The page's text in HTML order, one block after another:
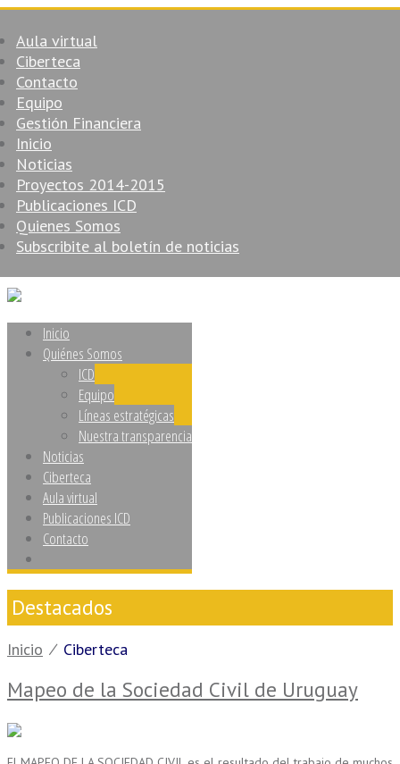
Aula virtual
Ciberteca
Contacto
Equipo
Gestión Financiera
Inicio
Noticias
Proyectos 2014-2015
Publicaciones ICD
Quienes Somos
Subscribite al boletín de noticias
Inicio
Quiénes Somos
ICD
Equipo
Líneas estratégicas
Nuestra transparencia
Noticias
Ciberteca
Aula virtual
Publicaciones ICD
Contacto
Destacados
Inicio ⁄ Ciberteca
Mapeo de la Sociedad Civil de Uruguay